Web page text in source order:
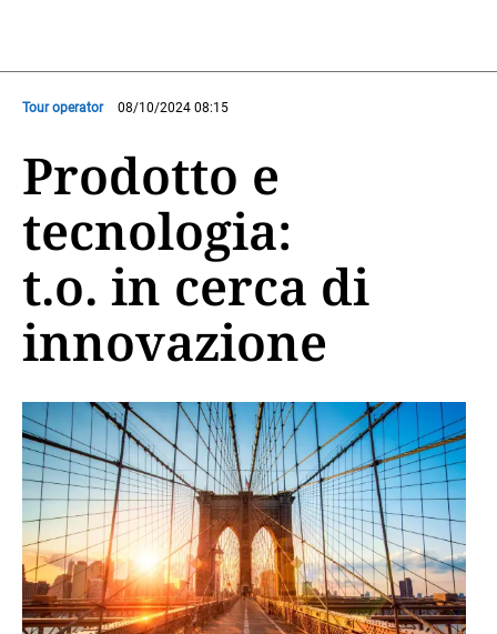
Tour operator 08/10/2024 08:15
Prodotto e
tecnologia:
t.o. in cerca di
innovazione